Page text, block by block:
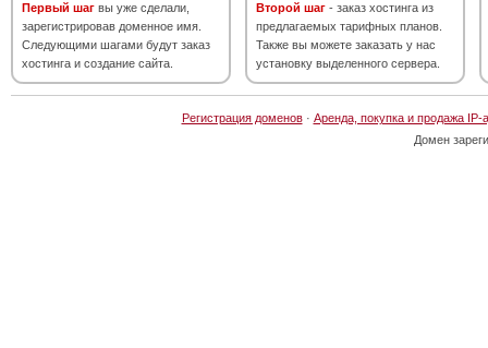
Первый шаг вы уже сделали,
зарегистрировав доменное имя.
Следующими шагами будут заказ
хостинга и создание сайта.
Второй шаг - заказ хостинга из
предлагаемых тарифных планов.
Также вы можете заказать у нас
установку выделенного сервера.
Регистрация доменов· Аренда, покупка и продажа IP-
Домен